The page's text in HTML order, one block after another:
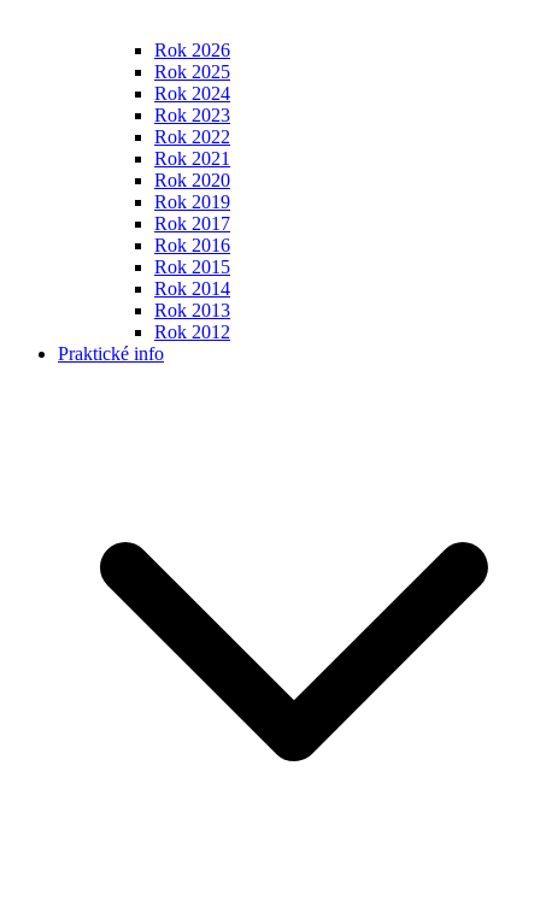
Rok 2026
Rok 2025
Rok 2024
Rok 2023
Rok 2022
Rok 2021
Rok 2020
Rok 2019
Rok 2017
Rok 2016
Rok 2015
Rok 2014
Rok 2013
Rok 2012
Praktické info